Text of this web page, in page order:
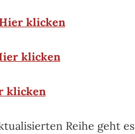
klicken
klicken
klicken
Reihe geht es